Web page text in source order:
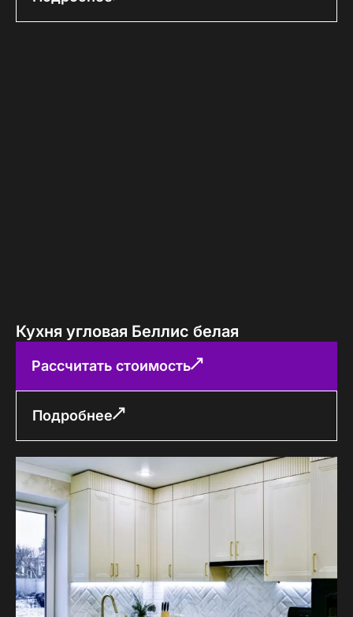
Кухня угловая Беллис белая
Рассчитать стоимость
Подробнее